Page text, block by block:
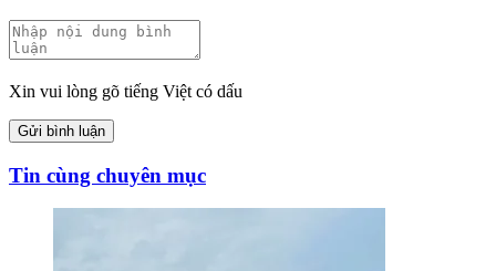
Xin vui lòng gõ tiếng Việt có dấu
Gửi bình luận
Tin cùng chuyên mục